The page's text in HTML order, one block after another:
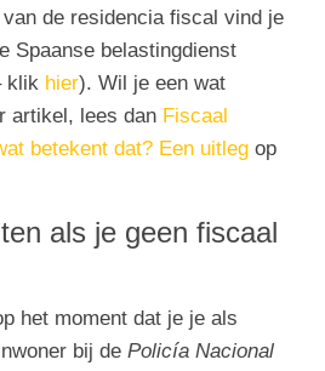
de residencia fiscal vind je
Spaanse belastingdienst
klik hier). Wil je een wat
artikel, lees dan Fiscaal
betekent dat? Een uitleg op
als je geen fiscaal
het moment dat je je als
bij de Policía Nacional